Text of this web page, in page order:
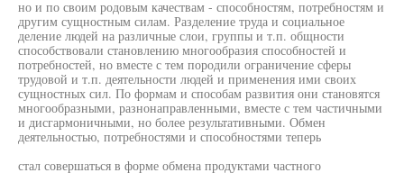
но и по своим родовым качествам - способностям, потребностям и
другим сущностным силам. Разделение труда и социальное
деление людей на различные слои, группы и т.п. общности
способствовали становлению многообразия способностей и
потребностей, но вместе с тем породили ограничение сферы
трудовой и т.п. деятельности людей и применения ими своих
сущностных сил. По формам и способам развития они становятся
многообразными, разнонаправленными, вместе с тем частичными
и дисгармоничными, но более результативными. Обмен
деятельностью, потребностями и способностями теперь
стал совершаться в форме обмена продуктами частного